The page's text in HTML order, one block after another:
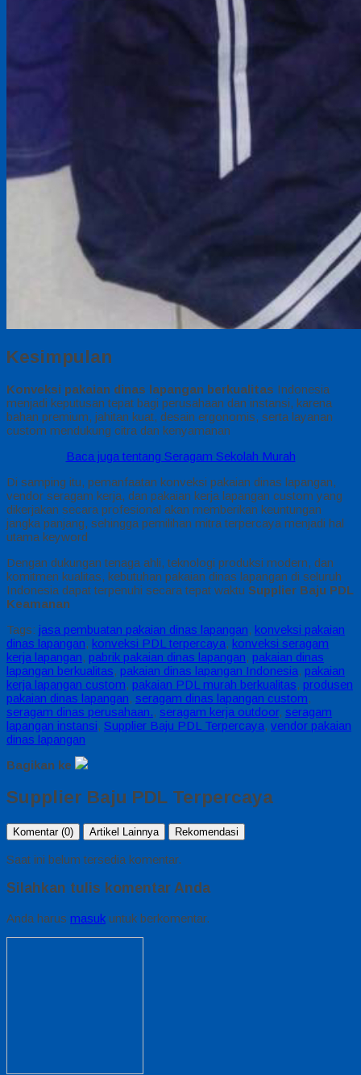
Kesimpulan
Konveksi pakaian dinas lapangan berkualitas Indonesia
menjadi keputusan tepat bagi perusahaan dan instansi, karena
bahan premium, jahitan kuat, desain ergonomis, serta layanan
custom mendukung citra dan kenyamanan
Baca juga tentang Seragam Sekolah Murah
Di samping itu, pemanfaatan konveksi pakaian dinas lapangan,
vendor seragam kerja, dan pakaian kerja lapangan custom yang
dikerjakan secara profesional akan memberikan keuntungan
jangka panjang, sehingga pemilihan mitra terpercaya menjadi hal
utama keyword
Dengan dukungan tenaga ahli, teknologi produksi modern, dan
komitmen kualitas, kebutuhan pakaian dinas lapangan di seluruh
Indonesia dapat terpenuhi secara tepat waktu Supplier Baju PDL
Keamanan
Tags: jasa pembuatan pakaian dinas lapangan, konveksi pakaian
dinas lapangan, konveksi PDL terpercaya, konveksi seragam
kerja lapangan, pabrik pakaian dinas lapangan, pakaian dinas
lapangan berkualitas, pakaian dinas lapangan Indonesia, pakaian
kerja lapangan custom, pakaian PDL murah berkualitas, produsen
pakaian dinas lapangan, seragam dinas lapangan custom,
seragam dinas perusahaan., seragam kerja outdoor, seragam
lapangan instansi, Supplier Baju PDL Terpercaya, vendor pakaian
dinas lapangan
Bagikan ke
Supplier Baju PDL Terpercaya
Komentar (0) Artikel Lainnya Rekomendasi
Saat ini belum tersedia komentar.
Silahkan tulis komentar Anda
Anda harus masuk untuk berkomentar.